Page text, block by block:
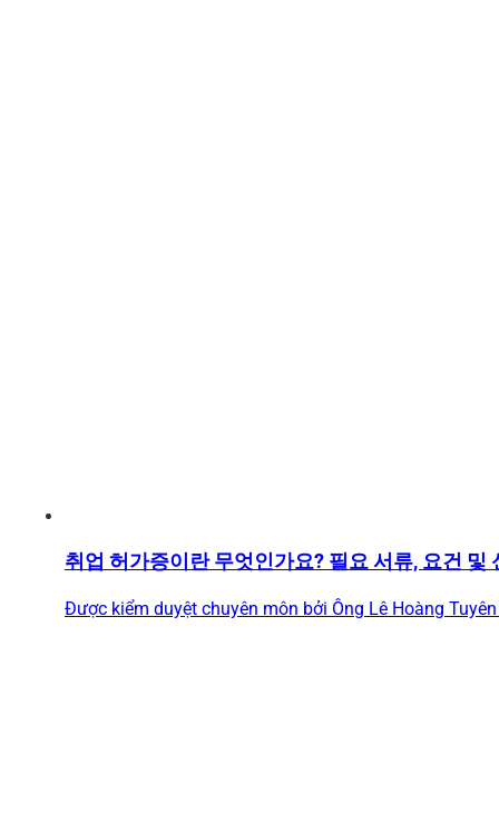
취업 허가증이란 무엇인가요? 필요 서류, 요건 및
Được kiểm duyệt chuyên môn bởi Ông Lê Hoàng